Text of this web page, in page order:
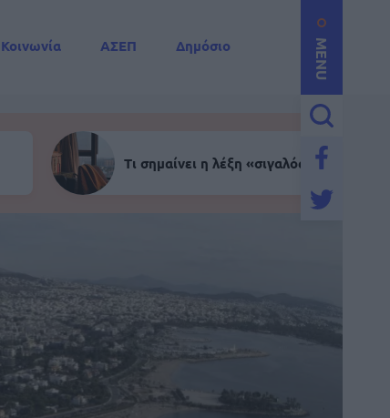
MENU
Κοινωνία ΑΣΕΠ
Δημόσιο
Τι σημαίνει η λέξη «σιγαλός»